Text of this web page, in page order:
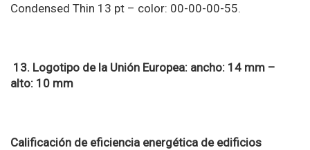
Condensed Thin 13 pt – color: 00-00-00-55.
13. Logotipo de la Unión Europea: ancho: 14 mm –
alto: 10 mm
Calificación de eficiencia energética de edificios